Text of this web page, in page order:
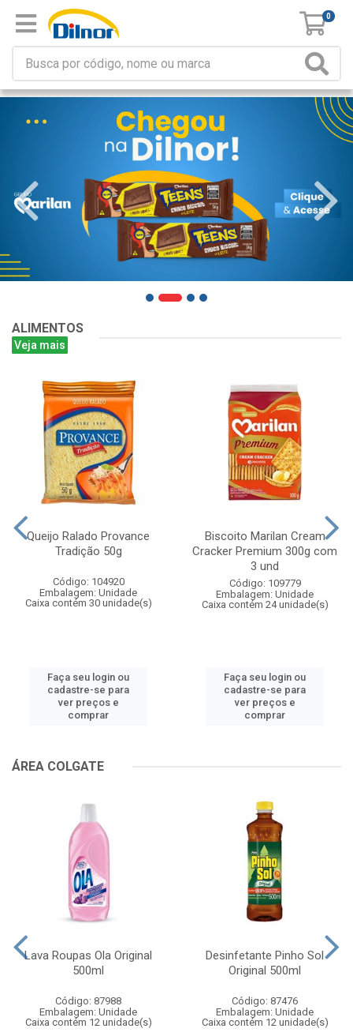
0
ALIMENTOS
Veja mais
Queijo Ralado Provance
Tradição 50g
Código: 104920
Embalagem: Unidade
Caixa contém 30 unidade(s)
Faça seu login ou
cadastre-se para
ver preços e
comprar
Biscoito Marilan Cream
Cracker Premium 300g com
3 und
Código: 109779
Embalagem: Unidade
Caixa contém 24 unidade(s)
Faça seu login ou
cadastre-se para
ver preços e
comprar
ÁREA COLGATE
Lava Roupas Ola Original
500ml
Código: 87988
Embalagem: Unidade
Caixa contém 12 unidade(s)
Desinfetante Pinho Sol
Original 500ml
Código: 87476
Embalagem: Unidade
Caixa contém 12 unidade(s)